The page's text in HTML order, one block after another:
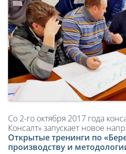
Со 2-го октября 2017 года
Консалт» запускает новое
Открытые тренинги по
производству и